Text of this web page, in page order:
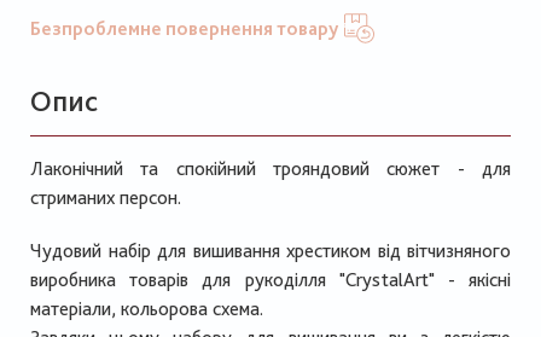
Безпроблемне повернення товару
Опис
Лаконічний та спокійний трояндовий сюжет - для
стриманих персон.
Чудовий набір для вишивання хрестиком від вітчизняного
виробника товарів для рукоділля "CrystalArt" - якісні
матеріали, кольорова схема.